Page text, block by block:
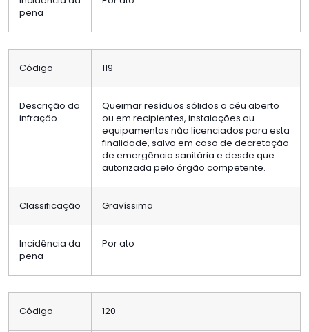
pena
Código 119
Descrição da
infração
Queimar resíduos sólidos a céu aberto
ou em recipientes, instalações ou
equipamentos não licenciados para esta
finalidade, salvo em caso de decretação
de emergência sanitária e desde que
autorizada pelo órgão competente.
Classificação Gravíssima
Incidência da
pena
Por ato
Código 120